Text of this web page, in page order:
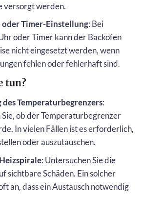
versorgt werden.
oder Timer-Einstellung: Bei
oder Timer kann der Backofen
nicht eingesetzt werden, wenn
fehlen oder fehlerhaft sind.
tun?
Temperaturbegrenzers:
ob der Temperaturbegrenzer
In vielen Fällen ist es erforderlich,
oder auszutauschen.
: Untersuchen Sie die
sichtbare Schäden. Ein solcher
an, dass ein Austausch notwendig